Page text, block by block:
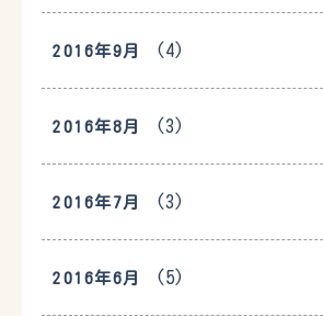
2016年9月 (4)
2016年8月 (3)
2016年7月 (3)
2016年6月 (5)